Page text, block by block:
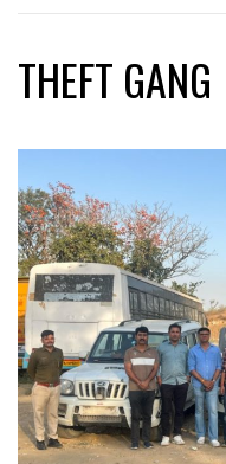
THEFT GANG